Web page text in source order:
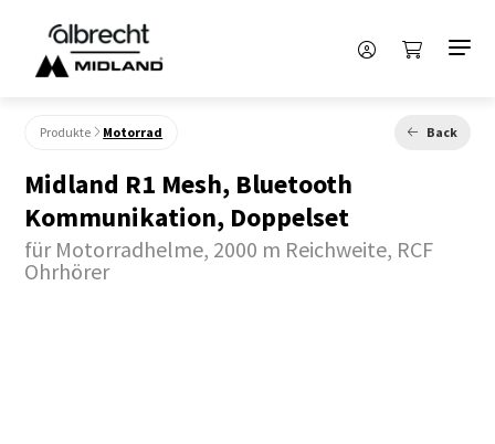
Produkte Motorrad Back
Midland R1 Mesh, Bluetooth
Kommunikation, Doppelset
für Motorradhelme, 2000 m Reichweite, RCF
Ohrhörer